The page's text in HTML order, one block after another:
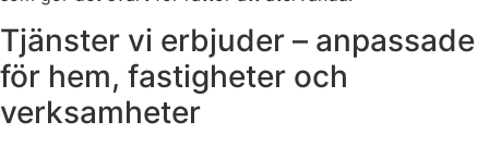
Tjänster vi erbjuder – anpassade
för hem, fastigheter och
verksamheter